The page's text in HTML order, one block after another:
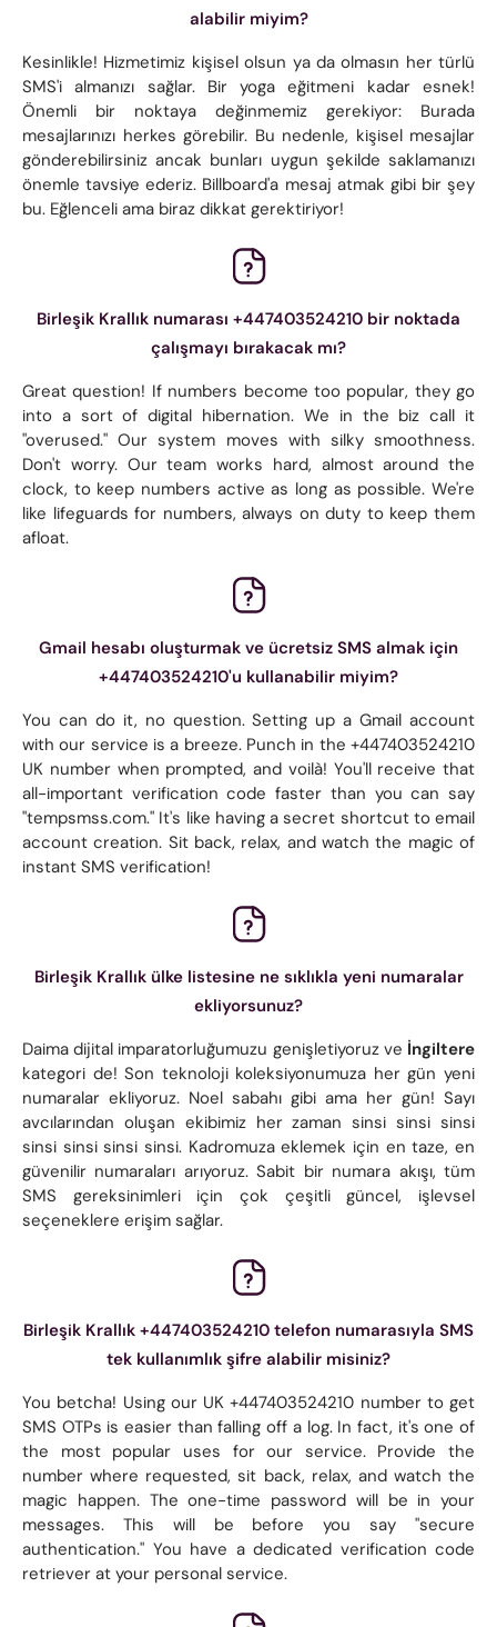
alabilir miyim?
Kesinlikle! Hizmetimiz kişisel olsun ya da olmasın her türlü
SMS'i almanızı sağlar. Bir yoga eğitmeni kadar esnek!
Önemli bir noktaya değinmemiz gerekiyor: Burada
mesajlarınızı herkes görebilir. Bu nedenle, kişisel mesajlar
gönderebilirsiniz ancak bunları uygun şekilde saklamanızı
önemle tavsiye ederiz. Billboard'a mesaj atmak gibi bir şey
bu. Eğlenceli ama biraz dikkat gerektiriyor!
Birleşik Krallık numarası +447403524210 bir noktada
çalışmayı bırakacak mı?
Great question! If numbers become too popular, they go
into a sort of digital hibernation. We in the biz call it
"overused." Our system moves with silky smoothness.
Don't worry. Our team works hard, almost around the
clock, to keep numbers active as long as possible. We're
like lifeguards for numbers, always on duty to keep them
afloat.
Gmail hesabı oluşturmak ve ücretsiz SMS almak için
+447403524210'u kullanabilir miyim?
You can do it, no question. Setting up a Gmail account
with our service is a breeze. Punch in the +447403524210
UK number when prompted, and voilà! You'll receive that
all-important verification code faster than you can say
"tempsmss.com." It's like having a secret shortcut to email
account creation. Sit back, relax, and watch the magic of
instant SMS verification!
Birleşik Krallık ülke listesine ne sıklıkla yeni numaralar
ekliyorsunuz?
Daima dijital imparatorluğumuzu genişletiyoruz ve İngiltere
kategori de! Son teknoloji koleksiyonumuza her gün yeni
numaralar ekliyoruz. Noel sabahı gibi ama her gün! Sayı
avcılarından oluşan ekibimiz her zaman sinsi sinsi sinsi
sinsi sinsi sinsi sinsi. Kadromuza eklemek için en taze, en
güvenilir numaraları arıyoruz. Sabit bir numara akışı, tüm
SMS gereksinimleri için çok çeşitli güncel, işlevsel
seçeneklere erişim sağlar.
Birleşik Krallık +447403524210 telefon numarasıyla SMS
tek kullanımlık şifre alabilir misiniz?
You betcha! Using our UK +447403524210 number to get
SMS OTPs is easier than falling off a log. In fact, it's one of
the most popular uses for our service. Provide the
number where requested, sit back, relax, and watch the
magic happen. The one-time password will be in your
messages. This will be before you say "secure
authentication." You have a dedicated verification code
retriever at your personal service.